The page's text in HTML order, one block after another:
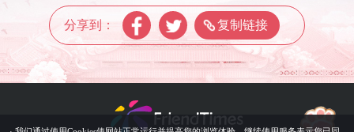
分享到： 复制链接